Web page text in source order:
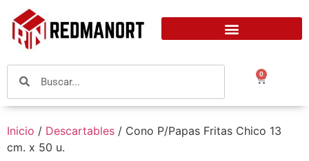
0
Inicio / Descartables / Cono P/Papas Fritas Chico 13
cm. x 50 u.